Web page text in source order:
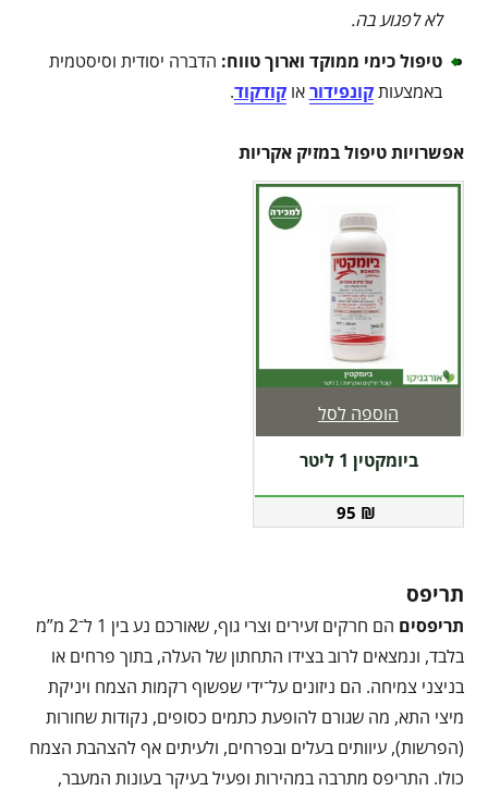
לא לפגוע בה.
טיפול כימי ממוקד וארוך טווח: הדברה יסודית וסיסטמית
באמצעותקונפידוראוקודקוד.
אפשרויות טיפול במזיק אקריות
ביומקטין 1 ליטר
95 ₪
הוספה לסל
תריפס
תריפסים
הם חרקים זעירים וצרי גוף, שאורכם נע בין 1 ל־2 מ”מ
בלבד, ונמצאים לרוב בצידו התחתון של העלה, בתוך פרחים או
בניצני צמיחה. הם ניזונים על־ידי שפשוף רקמות הצמח ויניקת
מיצי התא, מה שגורם להופעת כתמים כסופים, נקודות שחורות
(הפרשות), עיוותים בעלים ובפרחים, ולעיתים אף להצהבת הצמח
כולו. התריפס מתרבה במהירות ופעיל בעיקר בעונות המעבר,